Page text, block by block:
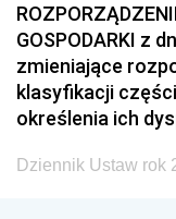
GOSPODARKI z
zmieniające
klasyfikacji
określenia ich
Dziennik Ustaw rok